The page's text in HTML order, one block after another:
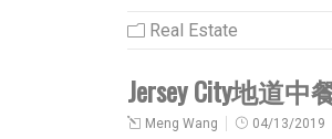
Real Estate
Jersey City地道中
Meng Wang 04/13/2019